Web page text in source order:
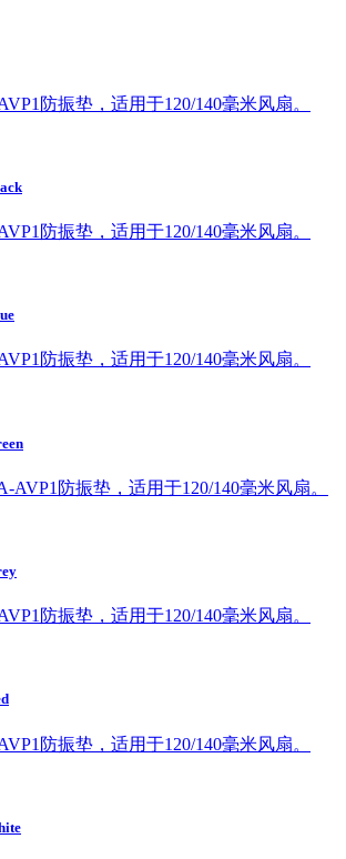
防振垫，适用于120/140毫米风扇。
防振垫，适用于120/140毫米风扇。
防振垫，适用于120/140毫米风扇。
AVP1防振垫，适用于120/140毫米风扇。
防振垫，适用于120/140毫米风扇。
防振垫，适用于120/140毫米风扇。